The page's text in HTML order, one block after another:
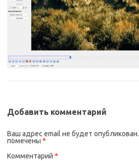
Добавить комментарий
Ваш адрес email не будет опубликован.
помечены *
Комментарий *